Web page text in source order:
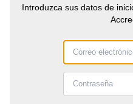
Introduzca sus datos de